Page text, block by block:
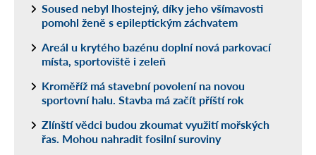
Soused nebyl lhostejný, díky jeho všímavosti
pomohl ženě s epileptickým záchvatem
Areál u krytého bazénu doplní nová parkovací
místa, sportoviště i zeleň
Kroměříž má stavební povolení na novou
sportovní halu. Stavba má začít příští rok
Zlínští vědci budou zkoumat využití mořských
řas. Mohou nahradit fosilní suroviny